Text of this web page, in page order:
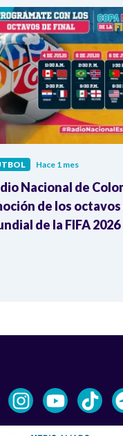
Hace 1 mes
Nacional de
de los
de la FIFA